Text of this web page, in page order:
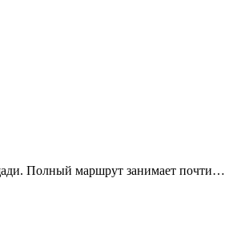
Полный маршрут занимает почти…